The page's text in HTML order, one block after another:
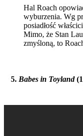
Hal Roach
wyburzenia. Wg
posiadłość
Mimo, że Stan
zmyśloną, to
5.Babes in Toyland